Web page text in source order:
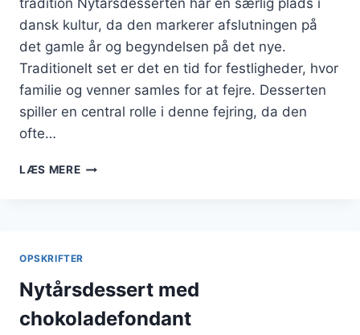
tradition Nytårsdesserten har en særlig plads i
dansk kultur, da den markerer afslutningen på
det gamle år og begyndelsen på det nye.
Traditionelt set er det en tid for festligheder, hvor
familie og venner samles for at fejre. Desserten
spiller en central rolle i denne fejring, da den
ofte…
LÆS MERENYTÅRSDESSERT
OPSKRIFTER
Nytårsdessert med
chokoladefondant